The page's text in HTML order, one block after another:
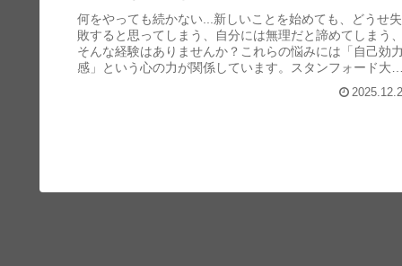
何をやっても続かない...新しいことを始めても、どうせ失
敗すると思ってしまう、自分には無理だと諦めてしまう、
そんな経験はありませんか？これらの悩みには「自己効力
感」という心の力が関係しています。スタンフォード大学
が高く困難にも立ち向かえることが証明されています。